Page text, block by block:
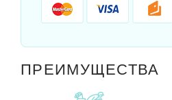
ПРЕИМУЩЕСТВА